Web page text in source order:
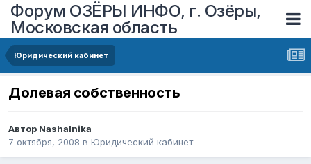
Форум ОЗЁРЫ ИНФО, г. Озёры,
Московская область
Юридический кабинет
Долевая собственность
Автор Nashalnika
7 октября, 2008 в Юридический кабинет